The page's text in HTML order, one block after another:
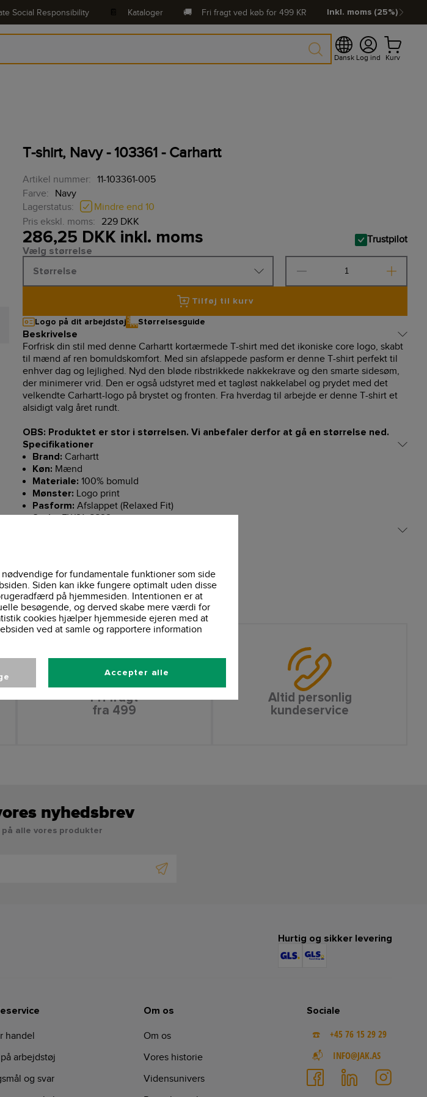
Social Responsibility Kataloger 🚚 Fri fragt ved køb for 499 KR Inkl. moms (25%)
Dansk Log ind Kurv
for fundamentale funktioner som side
Siden kan ikke fungere optimalt uden disse
på hjemmesiden. Intentionen er at
besøgende, og derved skabe mere værdi for
cookies hjælper hjemmeside ejeren med at
ved at samle og rapportere information
Accepter alle
T-shirt, Navy - 103361 - Carhartt
Artikel nummer:
11-103361-005
Farve:
Navy
Lagerstatus:
Mindre end 10
Pris ekskl. moms:
229 DKK
286,25 DKK inkl. moms Trustpilot
Vælg størrelse
Størrelse
Tilføj til kurv
Logo på dit arbejdstøj Størrelsesguide
Beskrivelse
Forfrisk din stil med denne Carhartt kortærmede T-shirt med det ikoniske core logo, skabt
til mænd af ren bomuldskomfort. Med sin afslappede pasform er denne T-shirt perfekt til
enhver dag og lejlighed. Nyd den bløde ribstrikkede nakkekrave og den smarte sidesøm,
der minimerer vrid. Den er også udstyret med et tagløst nakkelabel og prydet med det
velkendte Carhartt-logo på brystet og fronten. Fra hverdag til arbejde er denne T-shirt et
alsidigt valg året rundt.
OBS: Produktet er stor i størrelsen. Vi anbefaler derfor at gå en størrelse ned.
Specifikationer
Brand: Carhartt
Køn: Mænd
Materiale: 100% bomuld
Mønster: Logo print
Pasform: Afslappet (Relaxed Fit)
Serie:FW21, SS22
Fri fragt
fra 499
Altid personlig
kundeservice
nyhedsbrev
på alle vores produkter
Hurtig og sikker levering
handel
arbejdstøj
og svar
Om os
Om os
Vores historie
Vidensunivers
Sociale
☎️ +45 76 15 29 29
📬 INFO@JAK.AS